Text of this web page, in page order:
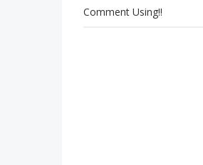
Comment Using!!